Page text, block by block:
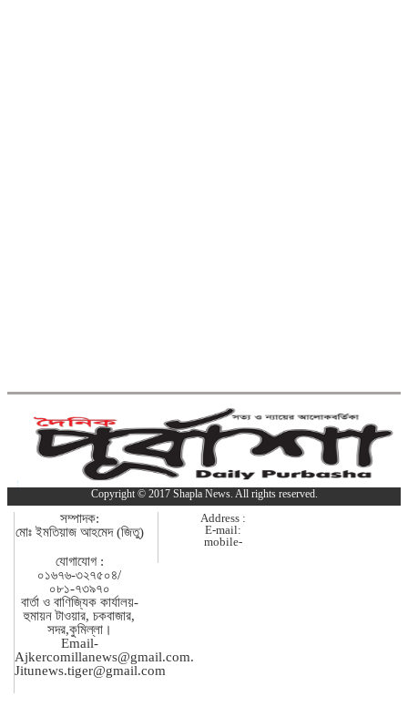
দাউদকান্দিতে ইটবোঝাই বাল্কহেডের ওপর
ভেঙে পড়ল বেইলি সেতু
গত ২৪ ঘণ্টায় হাম উপসর্গে প্রাণ
গেল আরো ৪ শিশুর
কুমিল্লায় গাঁজাসহ নারী মাদক
কারবারি গ্রেপ্তার
কুমিল্লা ও ব্রাহ্মণবাড়িয়া সীমান্তে ৫১ লাখ
Copyright © 2017 Shapla News. All rights reserved.
সম্পাদক:
মোঃ ইমতিয়াজ আহমেদ (জিতু)
যোগাযোগ :
০১৬৭৬-৩২৭৫০৪/
০৮১-৭৩৯৭০
বার্তা ও বাণিজ্যিক কার্যালয়-
হুমায়ন টাওয়ার, চকবাজার,
সদর,কুমিল্লা।
Email-
Ajkercomillanews@gmail.com.
Jitunews.tiger@gmail.com
Address :
E-mail:
mobile-